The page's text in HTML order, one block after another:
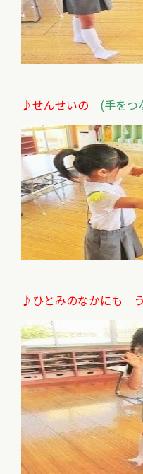
♪せんせいの (手をつ
♪ひとみのなかにも